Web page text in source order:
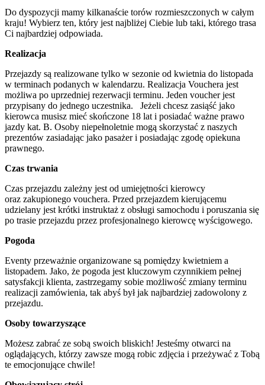
Do dyspozycji mamy kilkanaście torów rozmieszczonych w całym
kraju! Wybierz ten, który jest najbliżej Ciebie lub taki, którego trasa
Ci najbardziej odpowiada.
Realizacja
Przejazdy są realizowane tylko w sezonie od kwietnia do listopada
w terminach podanych w kalendarzu. Realizacja Vouchera jest
możliwa po uprzedniej rezerwacji terminu. Jeden voucher jest
przypisany do jednego uczestnika. Jeżeli chcesz zasiąść jako
kierowca musisz mieć skończone 18 lat i posiadać ważne prawo
jazdy kat. B. Osoby niepełnoletnie mogą skorzystać z naszych
prezentów zasiadając jako pasażer i posiadając zgodę opiekuna
prawnego.
Czas trwania
Czas przejazdu zależny jest od umiejętności kierowcy
oraz zakupionego vouchera. Przed przejazdem kierującemu
udzielany jest krótki instruktaż z obsługi samochodu i poruszania się
po trasie przejazdu przez profesjonalnego kierowcę wyścigowego.
Pogoda
Eventy przeważnie organizowane są pomiędzy kwietniem a
listopadem. Jako, że pogoda jest kluczowym czynnikiem pełnej
satysfakcji klienta, zastrzegamy sobie możliwość zmiany terminu
realizacji zamówienia, tak abyś był jak najbardziej zadowolony z
przejazdu.
Osoby towarzyszące
Możesz zabrać ze sobą swoich bliskich! Jesteśmy otwarci na
oglądających, którzy zawsze mogą robic zdjęcia i przeżywać z Tobą
te emocjonujące chwile!